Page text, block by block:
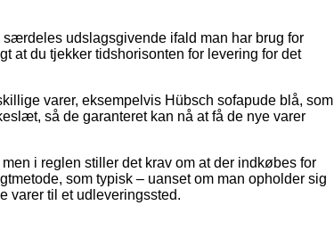
udslagsgivende ifald man har brug for
at du tjekker tidshorisonten for levering for det
varer, eksempelvis Hübsch sofapude blå, som
så de garanteret kan nå at få de nye varer
i reglen stiller det krav om at der indkøbes for
som typisk – uanset om man opholder sig
varer til et udleveringssted.